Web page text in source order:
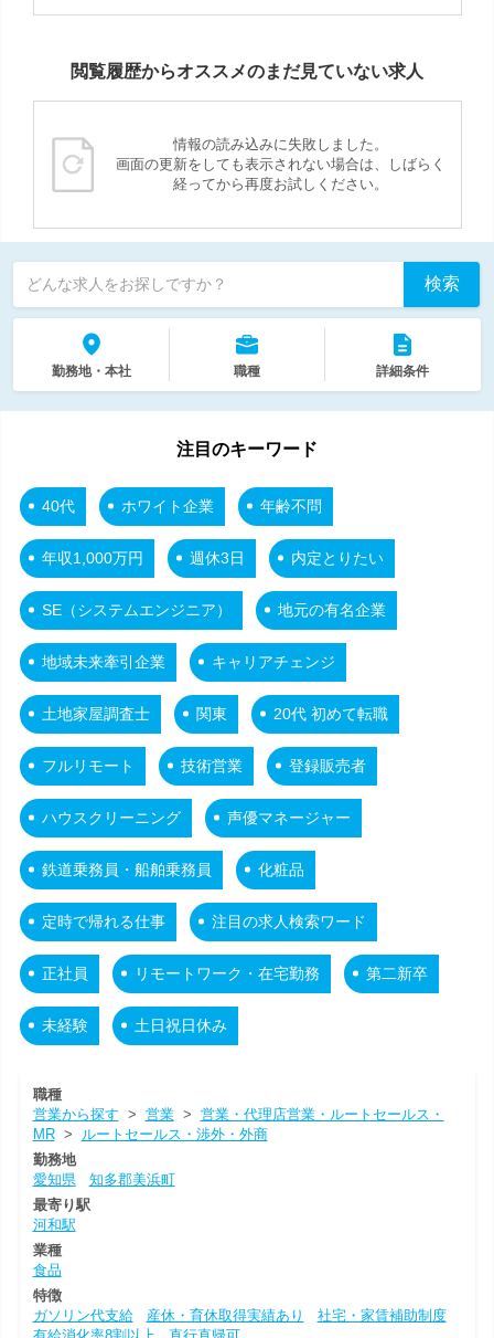
閲覧履歴からオススメのまだ見ていない求人
情報の読み込みに失敗しました。
画面の更新をしても表示されない場合は、しばらく
経ってから再度お試しください。
どんな求人をお探しですか？ 検索
勤務地・本社 職種 詳細条件
注目のキーワード
40代 ホワイト企業 年齢不問
年収1,000万円 週休3日 内定とりたい
SE（システムエンジニア） 地元の有名企業
地域未来牽引企業 キャリアチェンジ
土地家屋調査士 関東 20代 初めて転職
フルリモート 技術営業 登録販売者
ハウスクリーニング 声優マネージャー
鉄道乗務員・船舶乗務員 化粧品
定時で帰れる仕事 注目の求人検索ワード
正社員 リモートワーク・在宅勤務 第二新卒
未経験 土日祝日休み
職種
営業から探す > 営業> 営業・代理店営業・ルートセールス・
MR>
ルートセールス・渉外・外商
勤務地
愛知県
知多郡美浜町
最寄り駅
河和駅
業種
食品
特徴
ガソリン代支給
産休・育休取得実績あり
社宅・家賃補助制度
有給消化率8割以上
直行直帰可